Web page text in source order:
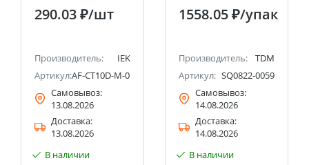
290.03 ₽/шт
Производитель:
IEK
Артикул:AF-CT10D-M-010-22
Самовывоз:
13.08.2026
Доставка:
13.08.2026
В наличии
1558.05 ₽/упак
Производитель:
TDM
Артикул: SQ0822-0059
Самовывоз:
14.08.2026
Доставка:
14.08.2026
В наличии